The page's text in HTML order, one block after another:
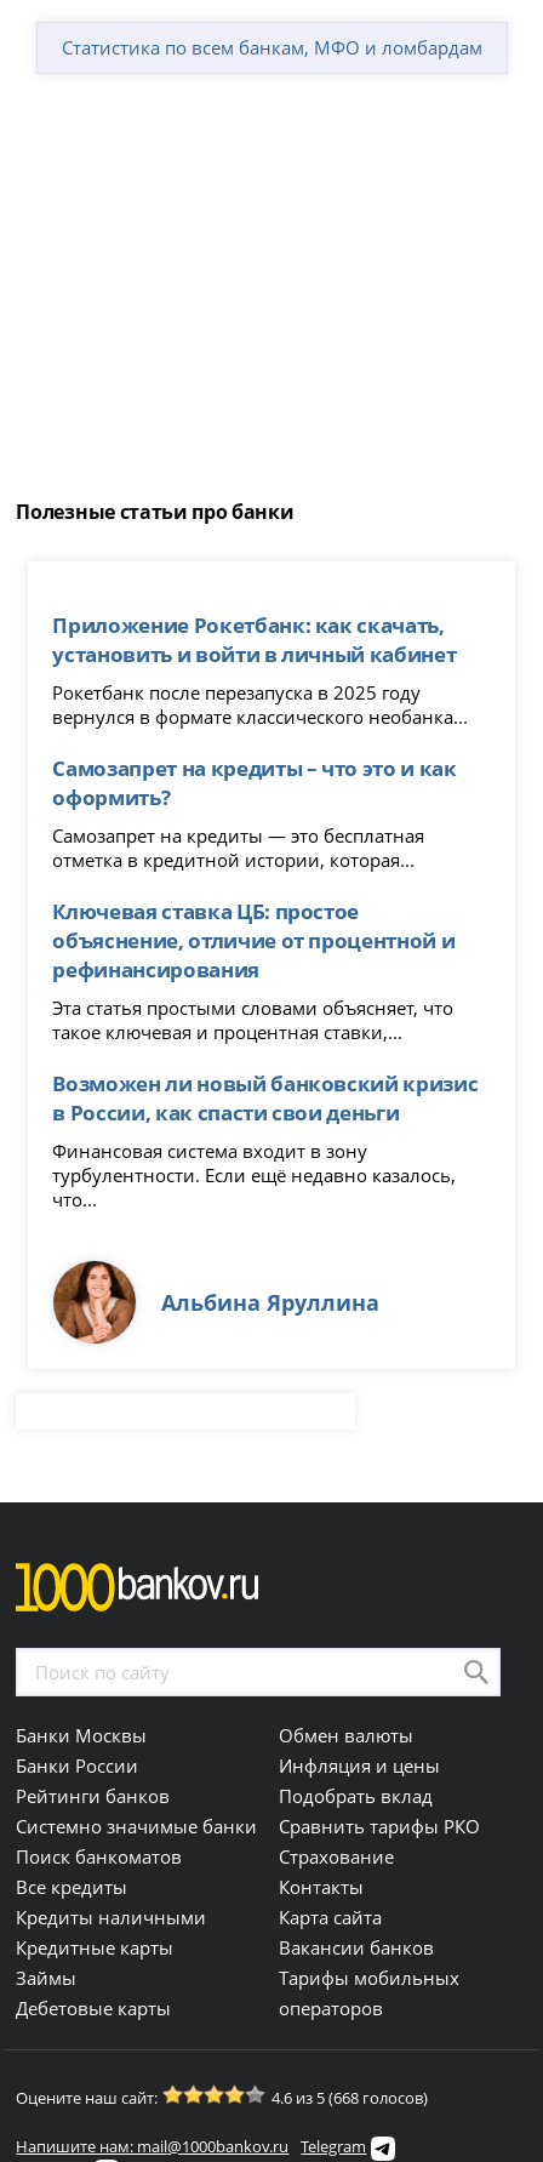
Статистика по всем банкам, МФО и ломбардам
Полезные статьи про банки
Приложение Рокетбанк: как скачать,
установить и войти в личный кабинет
Рокетбанк после перезапуска в 2025 году
вернулся в формате классического необанка...
Самозапрет на кредиты – что это и как
оформить?
Самозапрет на кредиты — это бесплатная
отметка в кредитной истории, которая...
Ключевая ставка ЦБ: простое
объяснение, отличие от процентной и
рефинансирования
Эта статья простыми словами объясняет, что
такое ключевая и процентная ставки,...
Возможен ли новый банковский кризис
в России, как спасти свои деньги
Финансовая система входит в зону
турбулентности. Если ещё недавно казалось,
что...
Альбина Яруллина
Банки Москвы
Банки России
Рейтинги банков
Системно значимые банки
Поиск банкоматов
Все кредиты
Кредиты наличными
Кредитные карты
Займы
Дебетовые карты
Обмен валюты
Инфляция и цены
Подобрать вклад
Сравнить тарифы РКО
Страхование
Контакты
Карта сайта
Вакансии банков
Тарифы мобильных
операторов
Оцените наш сайт: 4.6 из 5 (668 голосов)
Напишите нам: mail@1000bankov.ru
Telegram